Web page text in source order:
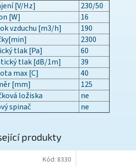
[V/Hz]
230/50
[W]
16
vzduchu [m3/h]
190
2300
tlak [Pa]
60
tlak [dB/1m]
39
max [C]
40
[mm]
125
ložiska
ne
spinač
ne
produkty
Kód: 8330